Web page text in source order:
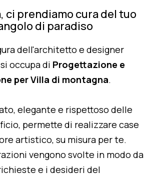
ci prendiamo cura del tuo
di paradiso
dell'architetto e designer
occupa di Progettazione e
per Villa di montagna.
elegante e rispettoso delle
permette di realizzare case
artistico, su misura per te.
vengono svolte in modo da
e i desideri del